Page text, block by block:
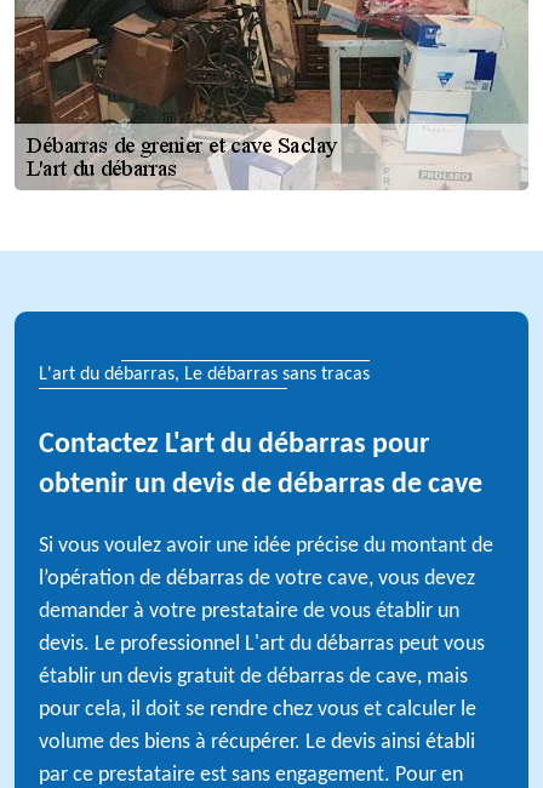
L'art du débarras, Le débarras sans tracas
Contactez L'art du débarras pour
obtenir un devis de débarras de cave
Si vous voulez avoir une idée précise du montant de
l’opération de débarras de votre cave, vous devez
demander à votre prestataire de vous établir un
devis. Le professionnel L'art du débarras peut vous
établir un devis gratuit de débarras de cave, mais
pour cela, il doit se rendre chez vous et calculer le
volume des biens à récupérer. Le devis ainsi établi
par ce prestataire est sans engagement. Pour en